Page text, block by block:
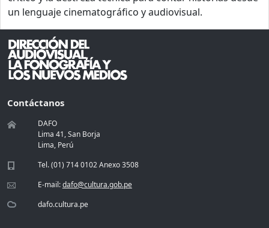
un lenguaje cinematográfico y audiovisual.
Contáctanos
DAFO
Lima 41, San Borja
Lima, Perú
Tel. (01) 714 0102 Anexo 3508
E-mail:dafo@cultura.gob.pe
dafo.cultura.pe